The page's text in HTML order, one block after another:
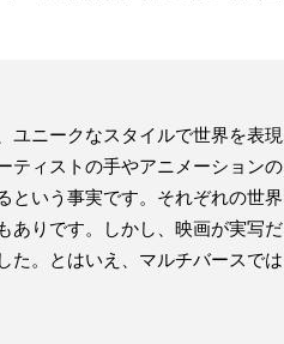
ユニークなスタイルで世界を表現
ティストの手やアニメーションの
という事実です。それぞれの世界
ありです。しかし、映画が実写だ
た。とはいえ、マルチバースでは